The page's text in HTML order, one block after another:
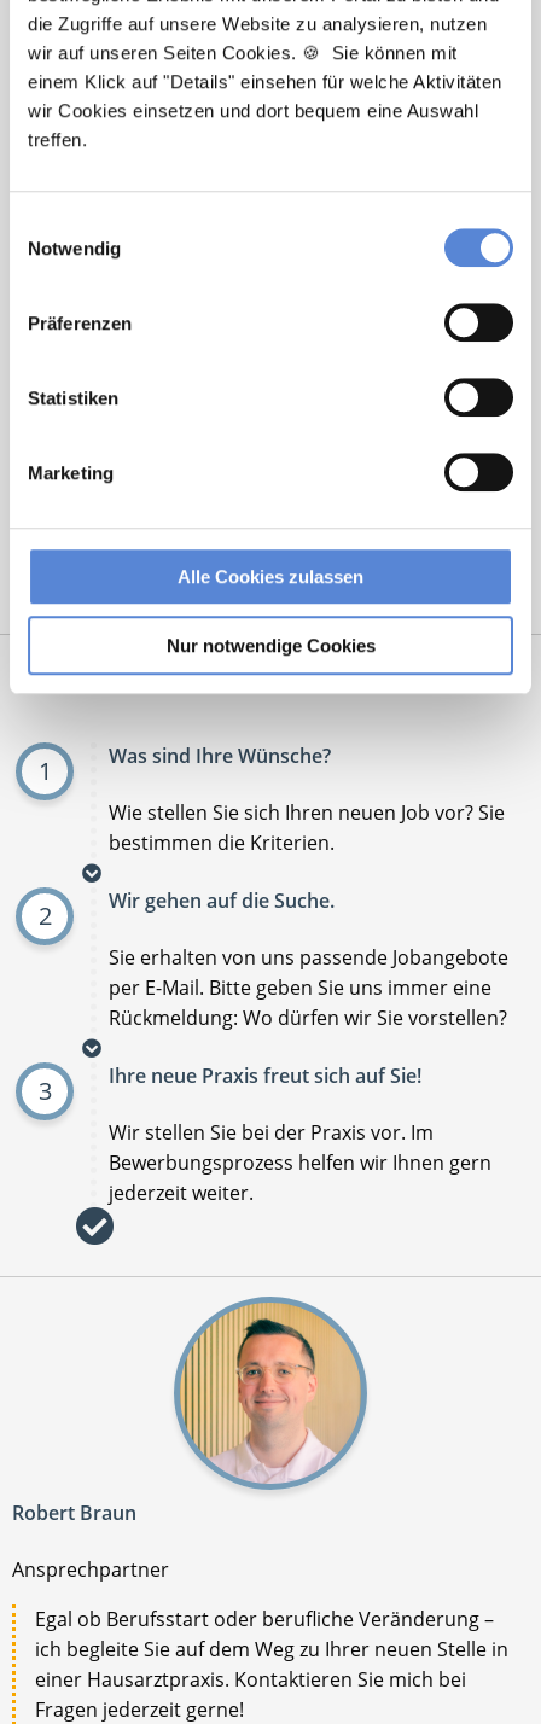
die Zugriffe auf unsere Website zu analysieren, nutzen
wir auf unseren Seiten Cookies. 🍪 Sie können mit
einem Klick auf "Details" einsehen für welche Aktivitäten
wir Cookies einsetzen und dort bequem eine Auswahl
treffen.
Notwendig
Präferenzen
Statistiken
Marketing
Alle Cookies zulassen
Nur notwendige Cookies
Newsletter-Service: Ich möchte über
Neuigkeiten in der Allgemeinmedizin
informiert werden und Tipps zur Jobsuche
analysiert werden, damit passende und
bereitgestellt werden können. Im Übrigen
habe ich die Datenschutzerklärung gelesen
habe ich die
gelesen
markierte Felder sind Pflichtfelder
Ablauf der Stellenvermittlung:
1 Was sind Ihre Wünsche?
Wie stellen Sie sich Ihren neuen Job vor? Sie
bestimmen die Kriterien.
2 Wir gehen auf die Suche.
Sie erhalten von uns passende Jobangebote
per E-Mail. Bitte geben Sie uns immer eine
Rückmeldung: Wo dürfen wir Sie vorstellen?
3 Ihre neue Praxis freut sich auf Sie!
Wir stellen Sie bei der Praxis vor. Im
Bewerbungsprozess helfen wir Ihnen gern
jederzeit weiter.
Robert Braun
Ansprechpartner
Egal ob Berufsstart oder berufliche Veränderung –
ich begleite Sie auf dem Weg zu Ihrer neuen Stelle in
einer Hausarztpraxis. Kontaktieren Sie mich bei
Fragen jederzeit gerne!